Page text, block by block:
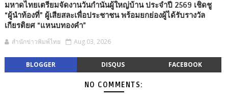
มหาดไทยเตรียมจัดงานวันกำนันผู้ใหญ่บ้าน ประจำปี 2569 เชิดชู
“ผู้นำท้องที่” ผู้เสียสละเพื่อประชาชน พร้อมยกย่องผู้ได้รับรางวัล
เกียรติยศ “แหนบทองคำ”
สำนักข่าวพิมพ์ไทย Aug 03, 2026
BLOGGER DISQUS FACEBOOK
NO COMMENTS: